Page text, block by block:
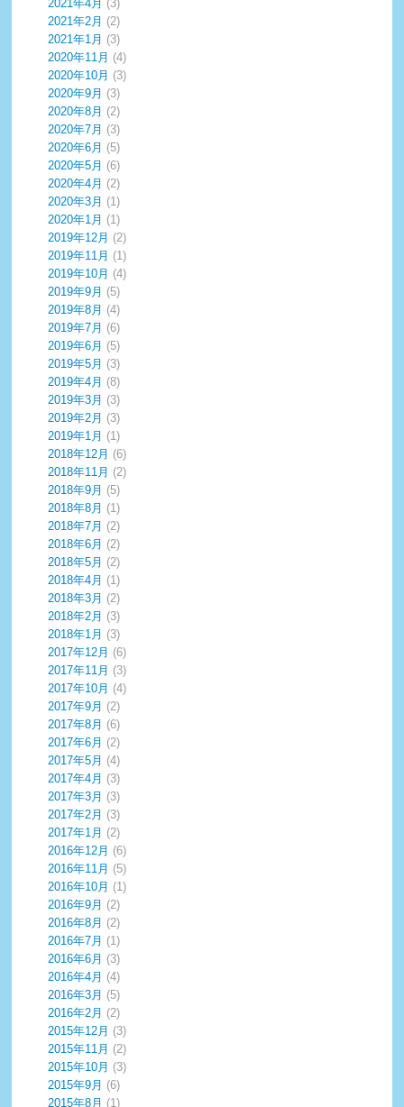
2021年4月 (3)
2021年2月 (2)
2021年1月 (3)
2020年11月 (4)
2020年10月 (3)
2020年9月 (3)
2020年8月 (2)
2020年7月 (3)
2020年6月 (5)
2020年5月 (6)
2020年4月 (2)
2020年3月 (1)
2020年1月 (1)
2019年12月 (2)
2019年11月 (1)
2019年10月 (4)
2019年9月 (5)
2019年8月 (4)
2019年7月 (6)
2019年6月 (5)
2019年5月 (3)
2019年4月 (8)
2019年3月 (3)
2019年2月 (3)
2019年1月 (1)
2018年12月 (6)
2018年11月 (2)
2018年9月 (5)
2018年8月 (1)
2018年7月 (2)
2018年6月 (2)
2018年5月 (2)
2018年4月 (1)
2018年3月 (2)
2018年2月 (3)
2018年1月 (3)
2017年12月 (6)
2017年11月 (3)
2017年10月 (4)
2017年9月 (2)
2017年8月 (6)
2017年6月 (2)
2017年5月 (4)
2017年4月 (3)
2017年3月 (3)
2017年2月 (3)
2017年1月 (2)
2016年12月 (6)
2016年11月 (5)
2016年10月 (1)
2016年9月 (2)
2016年8月 (2)
2016年7月 (1)
2016年6月 (3)
2016年4月 (4)
2016年3月 (5)
2016年2月 (2)
2015年12月 (3)
2015年11月 (2)
2015年10月 (3)
2015年9月 (6)
2015年8月 (1)